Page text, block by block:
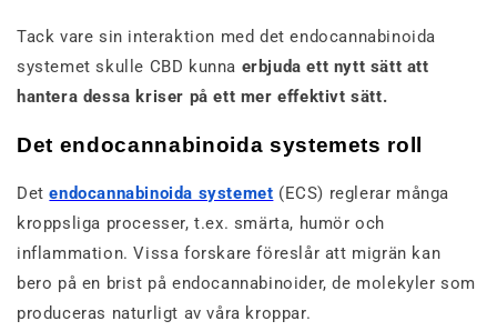
Tack vare sin interaktion med det endocannabinoida
systemet skulle CBD kunna erbjuda ett nytt sätt att
hantera dessa kriser på ett mer effektivt sätt.
Det endocannabinoida systemets roll
Detendocannabinoida systemet (ECS) reglerar många
kroppsliga processer, t.ex. smärta, humör och
inflammation. Vissa forskare föreslår att migrän kan
bero på en brist på endocannabinoider, de molekyler som
produceras naturligt av våra kroppar.